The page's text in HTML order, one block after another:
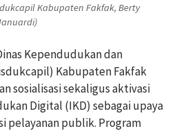
Kabupaten Fakfak, Berty
Kependudukan dan
Kabupaten Fakfak
sosialisasi sekaligus aktivasi
Digital (IKD) sebagai upaya
pelayanan publik. Program